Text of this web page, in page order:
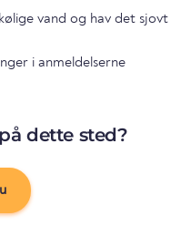
vand og hav det sjovt
i anmeldelserne
dette sted?